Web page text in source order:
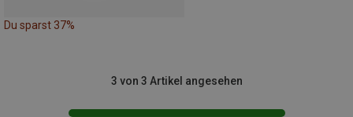
Du sparst 37%
3 von 3 Artikel angesehen